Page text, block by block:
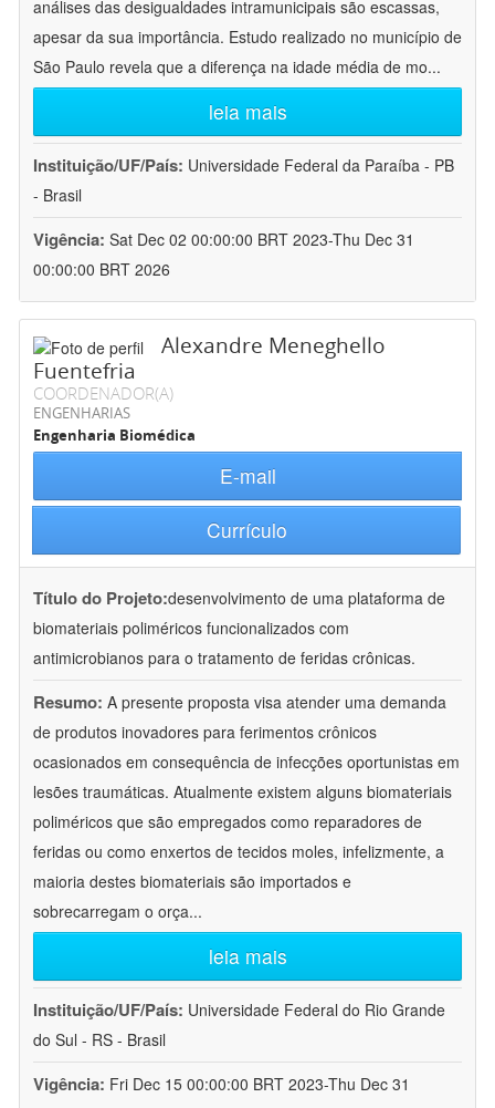
análises das desigualdades intramunicipais são escassas,
apesar da sua importância. Estudo realizado no município de
São Paulo revela que a diferença na idade média de mo...
leia mais
Instituição/UF/País: Universidade Federal da Paraíba - PB
- Brasil
Vigência: Sat Dec 02 00:00:00 BRT 2023-Thu Dec 31
00:00:00 BRT 2026
Alexandre Meneghello
Fuentefria
COORDENADOR(A)
ENGENHARIAS
Engenharia Biomédica
E-mail
Currículo
Título do Projeto:desenvolvimento de uma plataforma de
biomateriais poliméricos funcionalizados com
antimicrobianos para o tratamento de feridas crônicas.
Resumo: A presente proposta visa atender uma demanda
de produtos inovadores para ferimentos crônicos
ocasionados em consequência de infecções oportunistas em
lesões traumáticas. Atualmente existem alguns biomateriais
poliméricos que são empregados como reparadores de
feridas ou como enxertos de tecidos moles, infelizmente, a
maioria destes biomateriais são importados e
sobrecarregam o orça...
leia mais
Instituição/UF/País: Universidade Federal do Rio Grande
do Sul - RS - Brasil
Vigência: Fri Dec 15 00:00:00 BRT 2023-Thu Dec 31